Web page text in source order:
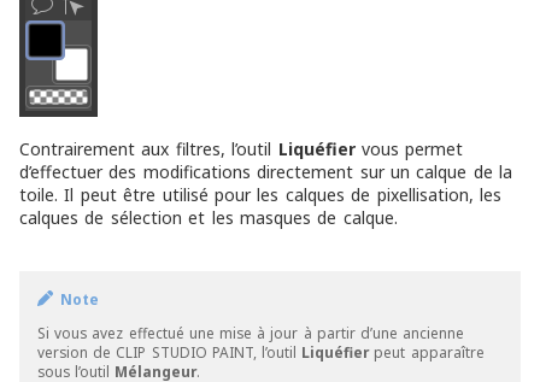
Contrairement aux filtres, l’outil Liquéfiervous permet
d’effectuer des modifications directement sur un calque de la
toile. Il peut être utilisé pour les calques de pixellisation, les
calques de sélection et les masques de calque.
Note
Si vous avez effectué une mise à jour à partir d’une ancienne
version de CLIP STUDIO PAINT, l’outil Liquéfierpeut apparaître
sous l’outil Mélangeur.